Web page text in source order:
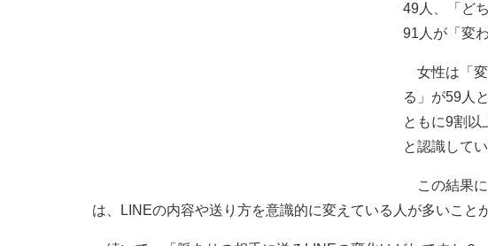
49人、「ど
91人が「変
女性は「変
る」が59人
ともに9割以
と認識して
この結果に
は、LINEの内容や送り方を意識的に変えている人が多いこと